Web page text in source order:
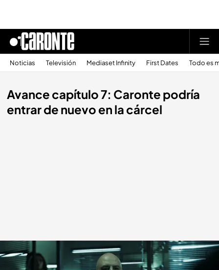
Noticias Televisión Mediaset Infinity First Dates Todo es
Avance capítulo 7: Caronte podría
entrar de nuevo en la cárcel
Caronte, en la comisaría